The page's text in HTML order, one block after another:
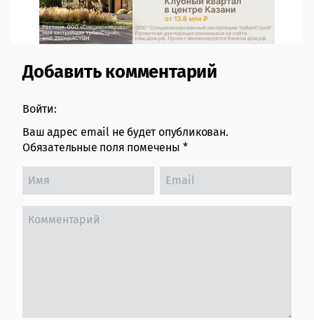
Comment section
Добавить комментарий
Войти:
Ваш адрес email не будет опубликован.
Обязательные поля помечены *